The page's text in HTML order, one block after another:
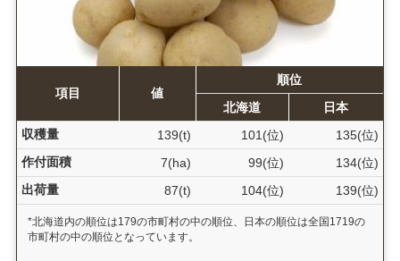
項目 値
順位
北海道
日本
収穫量
139(t) 101(位)
135(位)
作付面積
7(ha) 99(位)
134(位)
出荷量
87(t) 104(位) 139(位)
*北海道内の順位は179の市町村の中の順位、日本の順位は全国1719の
市町村の中の順位となっています。